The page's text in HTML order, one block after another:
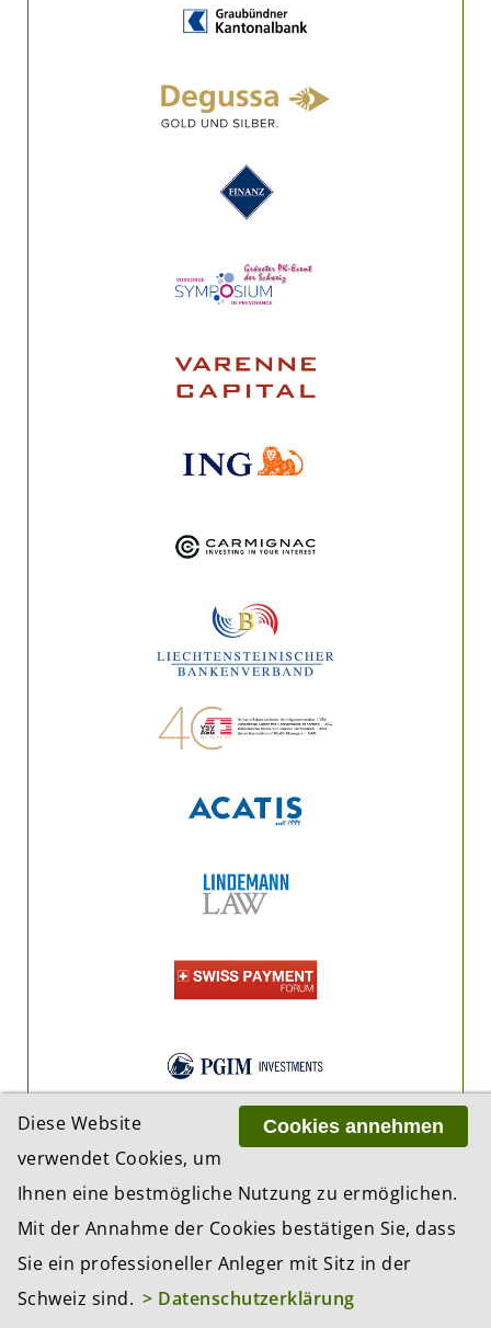
Cookies annehmen
Diese Website
verwendet Cookies, um
Ihnen eine bestmögliche Nutzung zu ermöglichen.
Mit der Annahme der Cookies bestätigen Sie, dass
Sie ein professioneller Anleger mit Sitz in der
Schweiz sind. > Datenschutzerklärung